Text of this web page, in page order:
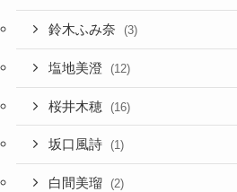
鈴木ふみ奈 (3)
塩地美澄 (12)
桜井木穂 (16)
坂口風詩 (1)
白間美瑠 (2)